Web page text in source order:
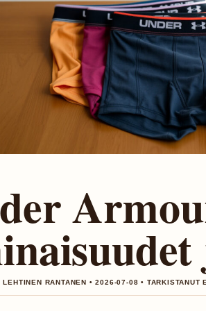
LEHTINEN RANTANEN • 2026-07-08 • TARKISTANUT